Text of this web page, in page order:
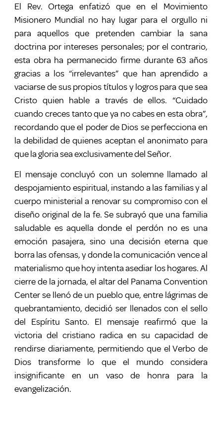
El Rev. Ortega enfatizó que en el Movimiento
Misionero Mundial no hay lugar para el orgullo ni
para aquellos que pretenden cambiar la sana
doctrina por intereses personales; por el contrario,
esta obra ha permanecido firme durante 63 años
gracias a los “irrelevantes” que han aprendido a
vaciarse de sus propios títulos y logros para que sea
Cristo quien hable a través de ellos. “Cuidado
cuando creces tanto que ya no cabes en esta obra”,
recordando que el poder de Dios se perfecciona en
la debilidad de quienes aceptan el anonimato para
que la gloria sea exclusivamente del Señor.
El mensaje concluyó con un solemne llamado al
despojamiento espiritual, instando a las familias y al
cuerpo ministerial a renovar su compromiso con el
diseño original de la fe. Se subrayó que una familia
saludable es aquella donde el perdón no es una
emoción pasajera, sino una decisión eterna que
borra las ofensas, y donde la comunicación vence al
materialismo que hoy intenta asediar los hogares. Al
cierre de la jornada, el altar del Panama Convention
Center se llenó de un pueblo que, entre lágrimas de
quebrantamiento, decidió ser llenados con el sello
del Espíritu Santo. El mensaje reafirmó que la
victoria del cristiano radica en su capacidad de
rendirse diariamente, permitiendo que el Verbo de
Dios transforme lo que el mundo considera
insignificante en un vaso de honra para la
evangelización.